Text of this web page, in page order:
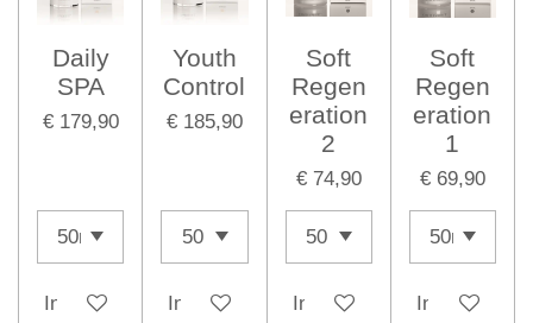
Daily
SPA
€ 179,90
In winkelwagen
Youth
Control
€ 185,90
In winkelwagen
Soft
Regen
eration
2
€ 74,90
In winkelwagen
Soft
Regen
eration
1
€ 69,90
In